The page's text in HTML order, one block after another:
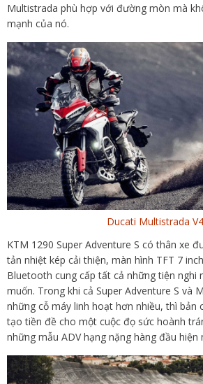
Multistrada phù hợp với đường mòn mà
mạnh của nó.
Ducati Multistrada
KTM 1290 Super Adventure S có thân xe
tản nhiệt kép cải thiện, màn hình TFT 7
Bluetooth cung cấp tất cả những tiện nghi
muốn. Trong khi cả Super Adventure S và
những cỗ máy linh hoạt hơn nhiều, thì bản
tạo tiền đề cho một cuộc đọ sức hoành
những mẫu ADV hạng nặng hàng đầu hiện